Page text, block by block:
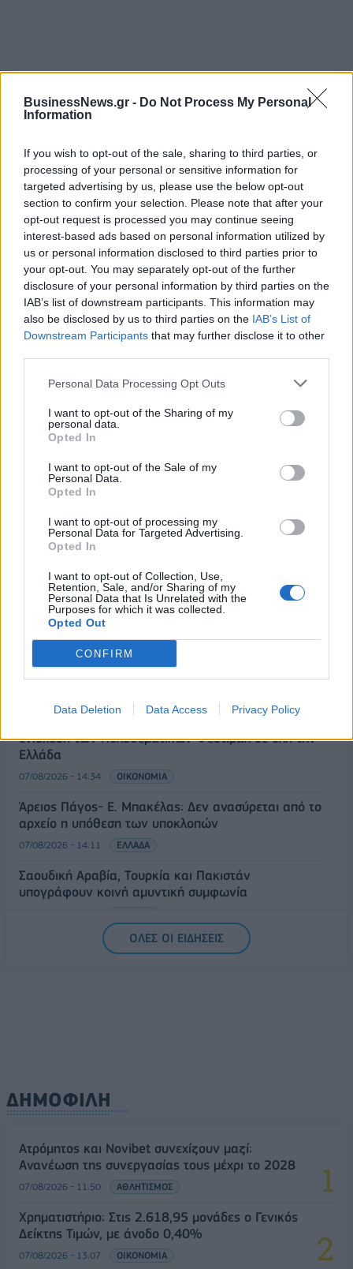
BusinessNews.gr - Do Not Process My Personal
Information
If you wish to opt-out of the sale, sharing to third parties, or
processing of your personal or sensitive information for
targeted advertising by us, please use the below opt-out
section to confirm your selection. Please note that after your
opt-out request is processed you may continue seeing
interest-based ads based on personal information utilized by
us or personal information disclosed to third parties prior to
your opt-out. You may separately opt-out of the further
disclosure of your personal information by third parties on the
IAB’s list of downstream participants. This information may
also be disclosed by us to third parties on the IAB’s List of
Downstream Participants that may further disclose it to other
Personal Data Processing Opt Outs
I want to opt-out of the Sharing of my
personal data.
Opted In
I want to opt-out of the Sale of my
Personal Data.
Opted In
I want to opt-out of processing my
Personal Data for Targeted Advertising.
Opted In
I want to opt-out of Collection, Use,
Retention, Sale, and/or Sharing of my
Personal Data that Is Unrelated with the
Purposes for which it was collected.
Opted Out
CONFIRM
Data Deletion Data Access Privacy Policy
ΡΟΗ ΕΙΔΗΣΕΩΝ
ΥΠΑΑΤ: Επιπλέον 12,5 εκατ. ευρώ στις Περιφέρειες
για την ενίσχυση της βιοασφάλειας
07/08/2026 - 17:02 ΟΙΚΟΝΟΜΙΑ
Deloitte Ελλάδος: Χρηματοοικονομικός σύμβουλος
της ΔΕΗ για την είσοδο στην πολωνική αγορά
ενέργειας
07/08/2026 - 16:38 ΕΠΙΧΕΙΡΗΣΕΙΣ
Στρατηγική επένδυση του EFA GROUP στη Fractal
για την ανάπτυξη προηγμένων αμυντικών
07/08/2026 - 16:11 ΕΠΙΧΕΙΡΗΣΕΙΣ
Συνάλλαγμα: Το ευρώ ενισχύεται 0,08%, στα
1,1534 δολάρια
07/08/2026 - 15:45 ΟΙΚΟΝΟΜΙΑ
Χρηματιστήριο: Στις 2.623,19 μονάδες ο Γενικός
Δείκτης Τιμών, με άνοδο 0,57%
07/08/2026 - 15:21
Νέο κύμα καύσωνα στην Ευρώπη – Θερμοκρασίες
άνω των 40°C σε Ιταλία, Ισπανία και Βαλκάνια
07/08/2026 - 14:58
Fourlis: Συμφωνία για την πώληση συμμετοχής στο
Sofia South Ring Mall έναντι 49,35 εκατ. ευρώ
ενίσχυση των Πολυθεματικών Φεστιβάλ σε όλη την
Ελλάδα
07/08/2026 - 14:34 ΟΙΚΟΝΟΜΙΑ
Άρειος Πάγος- Ε. Μπακέλας: Δεν ανασύρεται από το
αρχείο η υπόθεση των υποκλοπών
07/08/2026 - 14:11 ΕΛΛΑΔΑ
Σαουδική Αραβία, Τουρκία και Πακιστάν
υπογράφουν κοινή αμυντική συμφωνία
ΟΛΕΣ ΟΙ ΕΙΔΗΣΕΙΣ
ΔΗΜΟΦΙΛΗ
Ατρόμητος και Novibet συνεχίζουν μαζί:
Ανανέωση της συνεργασίας τους μέχρι το 2028
07/08/2026 - 11:50 ΑΘΛΗΤΙΣΜΟΣ
Χρηματιστήριο: Στις 2.618,95 μονάδες ο Γενικός
Δείκτης Τιμών, με άνοδο 0,40%
07/08/2026 - 13:07 ΟΙΚΟΝΟΜΙΑ